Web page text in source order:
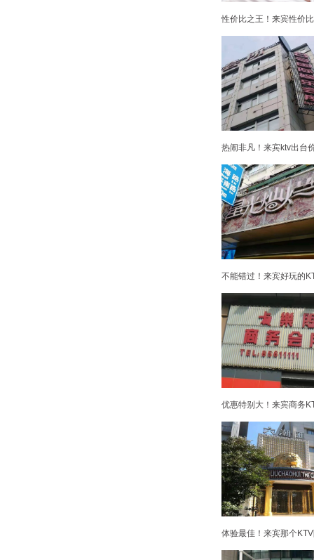
性价比之王！来宾性价
热闹非凡！来宾ktv出台
不能错过！来宾好玩的
优惠特别大！来宾商务
体验最佳！来宾那个